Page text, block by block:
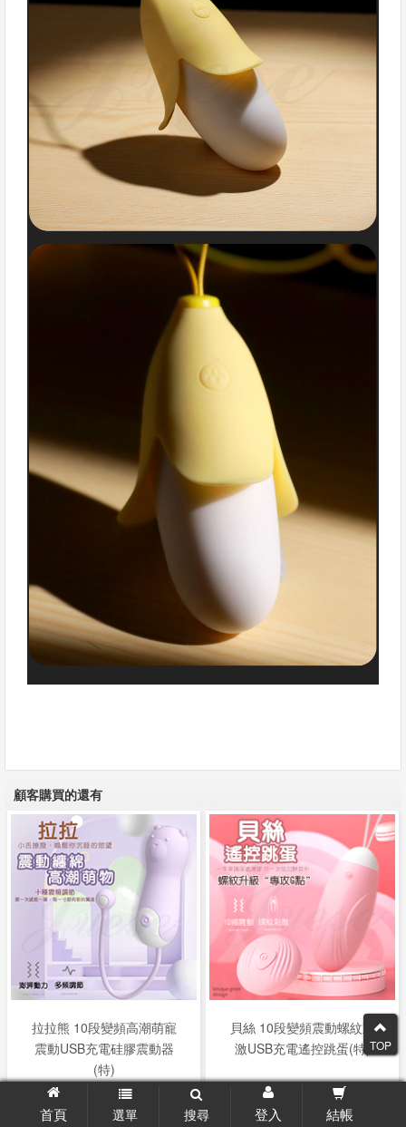
首頁 選單 搜尋 登入 結帳
顧客購買的還有
拉拉熊 10段變頻高潮萌寵
震動USB充電硅膠震動器
(特)
$210元
貝絲 10段變頻震動螺紋刺
激USB充電遙控跳蛋(特)
$270元
TOP